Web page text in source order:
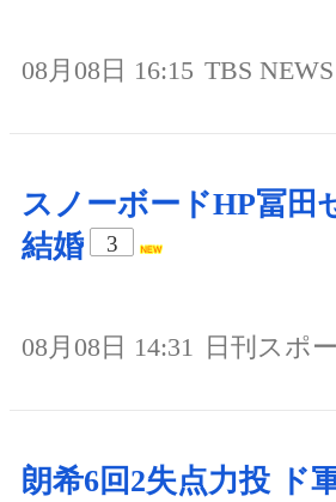
08月08日 16:15 TBS
スノーボードHP冨田
結婚
3
08月08日 14:31 日刊スポ
朗希6回2失点力投 ド